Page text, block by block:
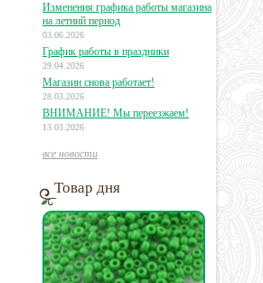
1290 руб.
Изменения графика работы магазина
на летний период
03.06.2026
График работы в праздники
29.04.2026
Магазин снова работает!
28.03.2026
ВНИМАНИЕ! Мы переезжаем!
13.03.2026
все новости
Товар дня